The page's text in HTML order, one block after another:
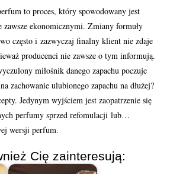
to proces, który spowodowany jest
ekonomicznymi. Zmiany formuły
często i zazwyczaj finalny klient nie zdaje
producenci nie zawsze o tym informują.
miłośnik danego zapachu poczuje
zachowanie ulubionego zapachu na dłużej?
Jedynym wyjściem jest zaopatrzenie się
perfumy sprzed refomulacji lub…
wersji perfum.
Cię zainteresują: